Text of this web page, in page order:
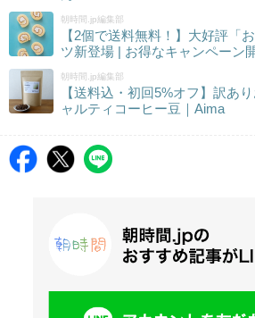
朝時間.jp編集部
【2個で送料無料！】大好評「
ツ新登場 | お得なキャンペーン
朝時間.jp編集部
【送料込・初回5%オフ】訳あ
ャルティコーヒー豆｜Aima